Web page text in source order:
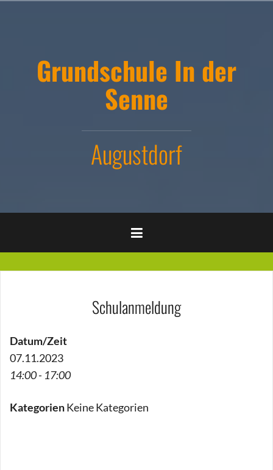
Grundschule In der
Senne
Augustdorf
Schulanmeldung
Datum/Zeit
07.11.2023
14:00 - 17:00
KategorienKeine Kategorien